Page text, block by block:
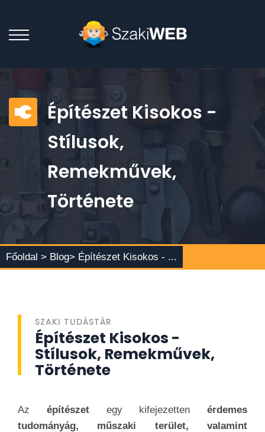
Építészet Kisokos -
Stílusok,
Remekművek,
Története
Főoldal > Blog> Építészet Kisokos - ...
SZAKI TUDÁSTÁR
Építészet Kisokos -
Stílusok, Remekművek,
Története
Az építészet egy kifejezetten érdemes
tudományág, műszaki terület, valamint